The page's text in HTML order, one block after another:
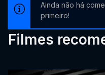
Ainda não há
primeiro!
Filmes